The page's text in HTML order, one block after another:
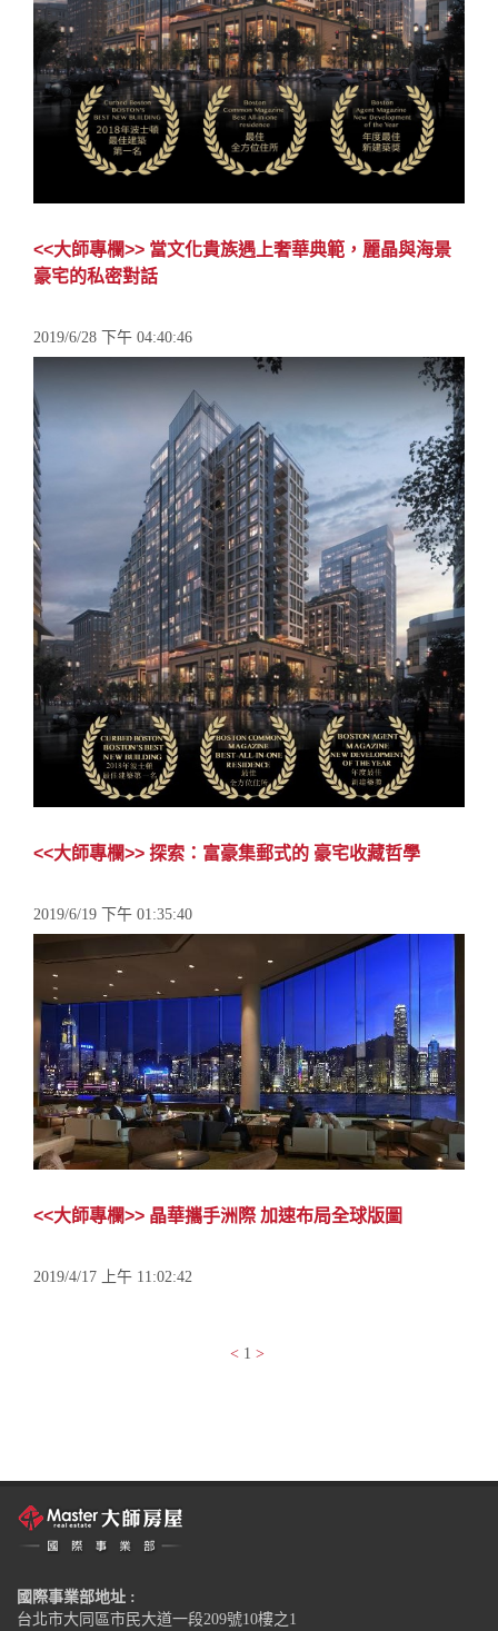
<<大師專欄>> 當文化貴族遇上奢華典範，麗晶與海景
豪宅的私密對話
2019/6/28 下午 04:40:46
<<大師專欄>> 探索：富豪集郵式的 豪宅收藏哲學
2019/6/19 下午 01:35:40
<<大師專欄>> 晶華攜手洲際 加速布局全球版圖
2019/4/17 上午 11:02:42
< 1 >
國際事業部地址 :
台北市大同區市民大道一段209號10樓之1